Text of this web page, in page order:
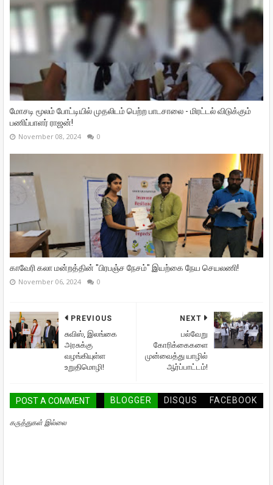
மோசடி மூலம் போட்டியில் முதலிடம் பெற்ற பாடசாலை - மிரட்டல் விடுக்கும்
பணிப்பாளர் ராஜன்!
November 08, 2024 0
காவேரி கலா மன்றத்தின் "பிரபஞ்ச நேசம்" இயற்கை நேய செயலணி!
November 06, 2024 0
NEXT
பல்வேறு
கோரிக்கைகளை
முன்வைத்து யாழில்
ஆர்ப்பாட்டம்!
PREVIOUS
சுவிஸ், இலங்கை
அரசுக்கு
வழங்கியுள்ள
உறுதிமொழி!
POST A COMMENT BLOGGER DISQUS FACEBOOK
கருத்துகள் இல்லை